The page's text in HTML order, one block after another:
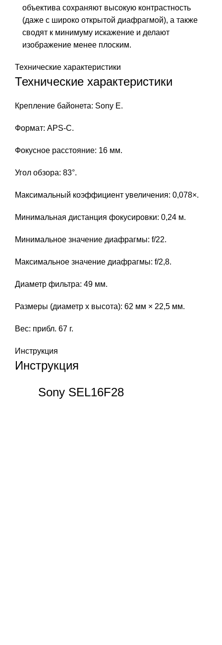
объектива сохраняют высокую контрастность
(даже с широко открытой диафрагмой), а также
сводят к минимуму искажение и делают
изображение менее плоским.
Технические характеристики
Технические характеристики
Крепление байонета: Sony E.
Формат: APS-C.
Фокусное расстояние: 16 мм.
Угол обзора: 83°.
Максимальный коэффициент увеличения: 0,078×.
Минимальная дистанция фокусировки: 0,24 м.
Минимальное значение диафрагмы: f/22.
Максимальное значение диафрагмы: f/2,8.
Диаметр фильтра: 49 мм.
Размеры (диаметр х высота): 62 мм × 22,5 мм.
Вес: прибл. 67 г.
Инструкция
Инструкция
Sony SEL16F28